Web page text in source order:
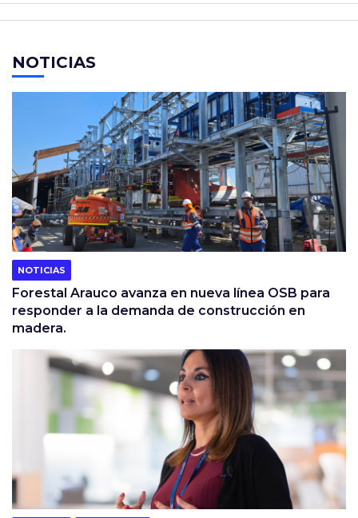
NOTICIAS
NOTICIAS
Forestal Arauco avanza en nueva línea OSB para
responder a la demanda de construcción en
madera.